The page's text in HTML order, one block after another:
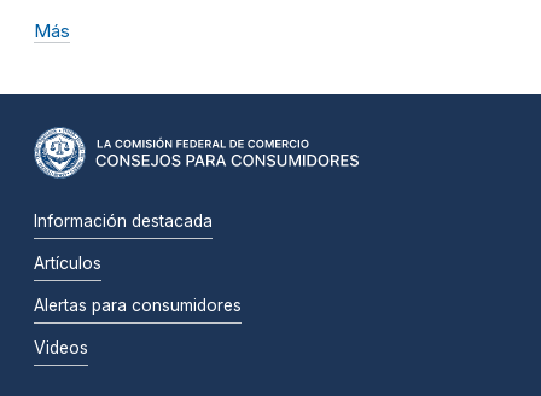
Más
Información destacada
Artículos
Alertas para consumidores
Videos